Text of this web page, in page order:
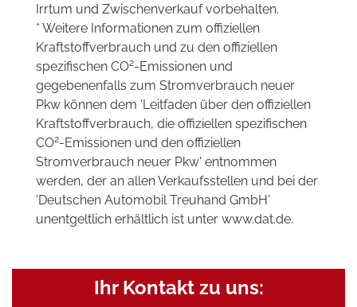
Irrtum und Zwischenverkauf vorbehalten.
* Weitere Informationen zum offiziellen
Kraftstoffverbrauch und zu den offiziellen
spezifischen CO2-Emissionen und
gegebenenfalls zum Stromverbrauch neuer
Pkw können dem 'Leitfaden über den offiziellen
Kraftstoffverbrauch, die offiziellen spezifischen
CO2-Emissionen und den offiziellen
Stromverbrauch neuer Pkw' entnommen
werden, der an allen Verkaufsstellen und bei der
'Deutschen Automobil Treuhand GmbH'
unentgeltlich erhältlich ist unter www.dat.de.
Ihr Kontakt zu uns: